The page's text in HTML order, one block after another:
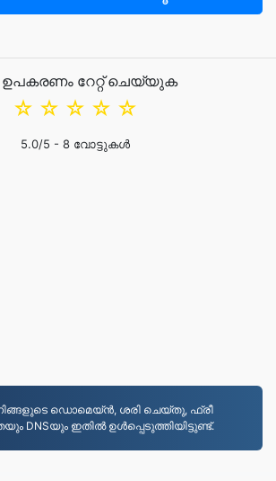
റേറ്റ് ചെയ്യുക
☆
☆
☆
☆
☆
5.0/5 - 8 വോട്ടുകൾ
ഡൊമെയ്ൻ, ശരി ചെയ്തു, ഫ്രീ
DNSയും ഇതിൽ ഉൾപ്പെടുത്തിയിട്ടുണ്ട്.